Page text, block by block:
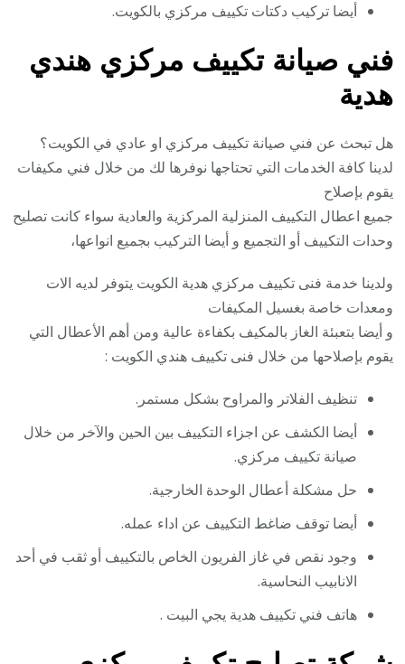
أيضا تركيب دكتات تكييف مركزي بالكويت.
فني صيانة تكييف مركزي هندي
هدية
هل تبحث عن فني صيانة تكييف مركزي او عادي في الكويت؟
لدينا كافة الخدمات التي تحتاجها نوفرها لك من خلال فني مكيفات
يقوم بإصلاح
جميع اعطال التكييف المنزلية المركزية والعادية سواء كانت تصليح
وحدات التكييف أو التجميع و أيضا التركيب بجميع انواعها،
ولدينا خدمة فنى تكييف مركزي هدية الكويت يتوفر لديه الات
ومعدات خاصة بغسيل المكيفات
و أيضا بتعبئة الغاز بالمكيف بكفاءة عالية ومن أهم الأعطال التي
يقوم بإصلاحها من خلال فنى تكييف هندي الكويت :
تنظيف الفلاتر والمراوح بشكل مستمر.
أيضا الكشف عن اجزاء التكييف بين الحين والآخر من خلال
صيانة تكييف مركزي.
حل مشكلة أعطال الوحدة الخارجية.
أيضا توقف ضاغط التكييف عن اداء عمله.
وجود نقص في غاز الفريون الخاص بالتكييف أو ثقب في أحد
الانابيب النحاسية.
هاتف فني تكييف هدية يجي البيت .